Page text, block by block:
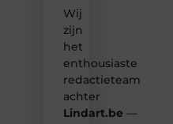
Wij
zijn
het
enthousiaste
redactieteam
achter
Lindart.be —